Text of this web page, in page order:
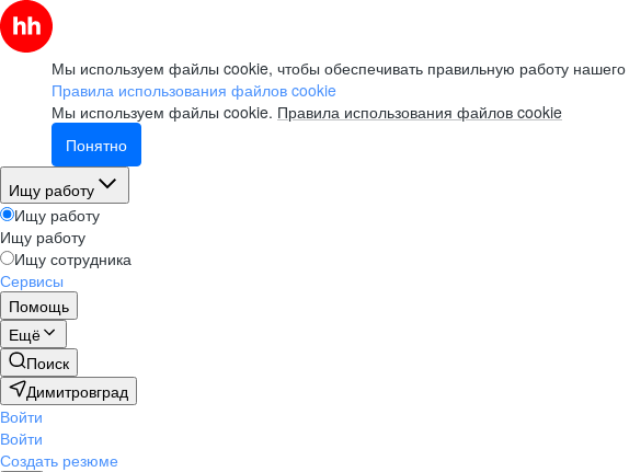
Мы используем файлы cookie, чтобы обеспечивать правильную работу нашего
Правила использования файлов cookie
Мы используем файлы cookie. Правила использования файлов cookie
Понятно
Ищу работу
Ищу работу
Ищу работу
Ищу сотрудника
Сервисы
Помощь
Ещё
Поиск
Димитровград
Войти
Войти
Создать резюме